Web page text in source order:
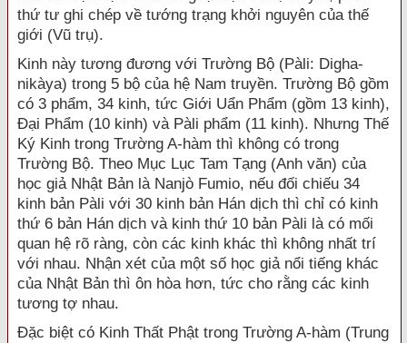
thứ tư ghi chép về tướng trạng khởi nguyên của thế
giới (Vũ trụ).
Kinh này tương đương với Trường Bộ (Pàli: Digha-
nikàya) trong 5 bộ của hệ Nam truyền. Trường Bộ gồm
có 3 phẩm, 34 kinh, tức Giới Uẩn Phẩm (gồm 13 kinh),
Đại Phẩm (10 kinh) và Pàli phẩm (11 kinh). Nhưng Thế
Ký Kinh trong Trường A-hàm thì không có trong
Trường Bộ. Theo Mục Lục Tam Tạng (Anh văn) của
học giả Nhật Bản là Nanjò Fumio, nếu đối chiếu 34
kinh bản Pàli với 30 kinh bản Hán dịch thì chỉ có kinh
thứ 6 bản Hán dịch và kinh thứ 10 bản Pàli là có mối
quan hệ rõ ràng, còn các kinh khác thì không nhất trí
với nhau. Nhận xét của một số học giả nổi tiếng khác
của Nhật Bản thì ôn hòa hơn, tức cho rằng các kinh
tương tợ nhau.
Đặc biệt có Kinh Thất Phật trong Trường A-hàm (Trung